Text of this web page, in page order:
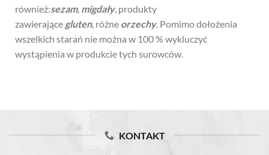
również:sezam, migdały, produkty
zawierające gluten, różne orzechy. Pomimo dołożenia
wszelkich starań nie można w 100 % wykluczyć
wystąpienia w produkcie tych surowców.
KONTAKT